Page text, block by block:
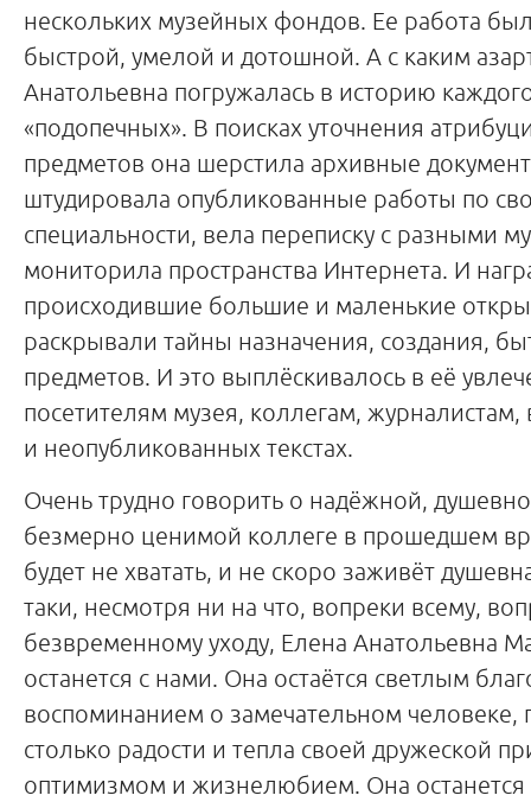
нескольких музейных фондов. Ее работа
быстрой, умелой и дотошной. А с каким
Анатольевна погружалась в историю
«подопечных». В поисках уточнения
предметов она шерстила архивные
штудировала опубликованные работы по
специальности, вела переписку с разными
мониторила пространства Интернета. И
происходившие большие и маленькие
раскрывали тайны назначения, создания,
предметов. И это выплёскивалось в её
посетителям музея, коллегам,
и неопубликованных текстах.
Очень трудно говорить о надёжной,
безмерно ценимой коллеге в прошедшем
будет не хватать, и не скоро заживёт
таки, несмотря ни на что, вопреки всему,
безвременному уходу, Елена Анатольевна
останется с нами. Она остаётся светлым
воспоминанием о замечательном
столько радости и тепла своей дружеской
оптимизмом и жизнелюбием. Она останется